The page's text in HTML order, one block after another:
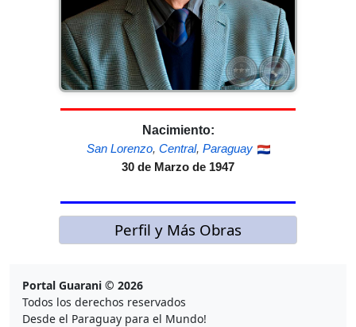
Nacimiento:
San Lorenzo, Central, Paraguay
30 de Marzo de 1947
Perfil y Más Obras
Portal Guarani © 2026
Todos los derechos reservados
Desde el Paraguay para el Mundo!